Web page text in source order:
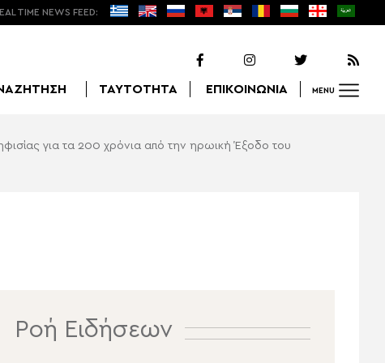
TIME NEWS FEED:
ΤΑΥΤΟΤΗΤΑ ΕΠΙΚΟΙΝΩΝΙΑ MENU
Αναζήτηση
για τα 200 χρόνια από την ηρωική Έξοδο του
Ροή Ειδήσεων